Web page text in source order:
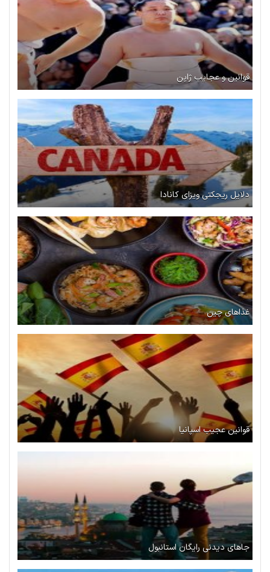
قوانین و عجایب ژاپن
دلایل ریجکتی ویزای کانادا
غذاهای چین
قوانین عجیب اسپانیا
جاهای دیدنی رایگان استانبول